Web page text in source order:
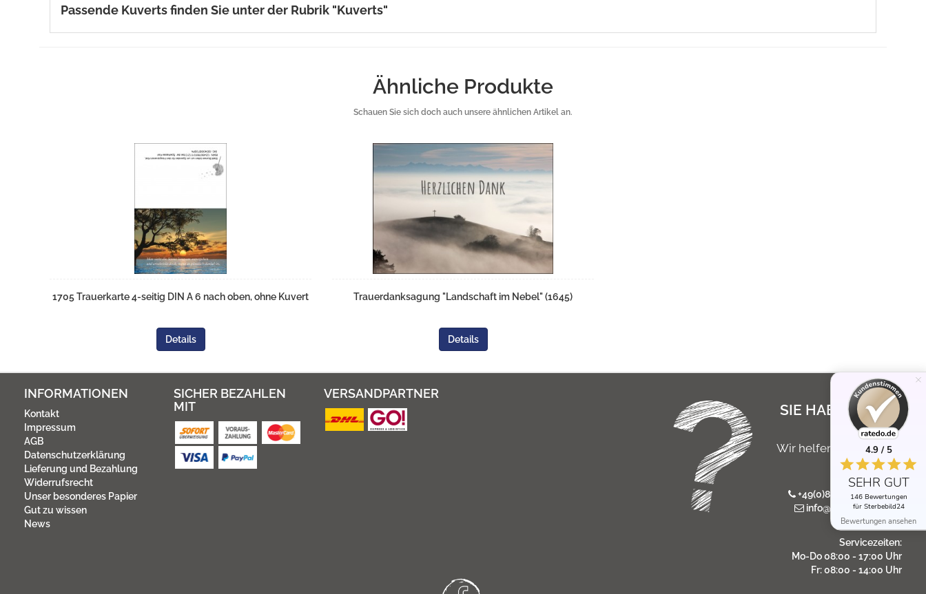
Passende Kuverts finden Sie unter der Rubrik "Kuverts"
Ähnliche Produkte
Schauen Sie sich doch auch unsere ähnlichen Artikel an.
1705 Trauerkarte 4-seitig DIN A 6 nach oben, ohne Kuvert
Details
Trauerdanksagung "Landschaft im Nebel" (1645)
Details
INFORMATIONEN
Kontakt
Impressum
AGB
Datenschutzerklärung
Lieferung und Bezahlung
Widerrufsrecht
Unser besonderes Papier
Gut zu wissen
News
SICHER BEZAHLEN
MIT
VERSANDPARTNER
SIE HABEN NOCH
FRAGEN?
Wir helfen Ihnen gerne
persönlich
+49(0)8546 / 975 766 7
info@sterbebild24.de
Servicezeiten:
Mo-Do 08:00 - 17:00 Uhr
Fr: 08:00 - 14:00 Uhr
4.9 / 5
SEHR GUT
146 Bewertungen
für Sterbebild24
Bewertungen ansehen